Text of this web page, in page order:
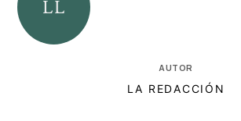
AUTOR
LA REDACCIÓN